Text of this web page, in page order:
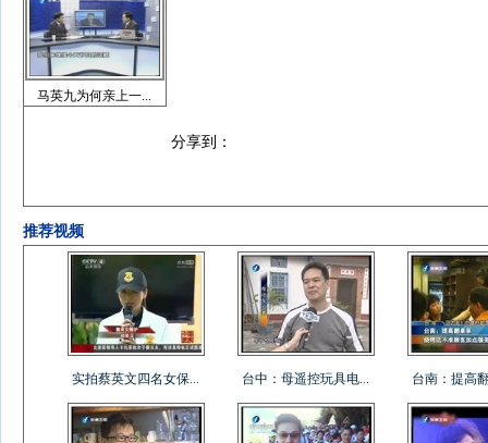
分享到：
马英九为何亲上一...
推荐视频
实拍蔡英文四名女保... 台中：母遥控玩具电... 台南：提高